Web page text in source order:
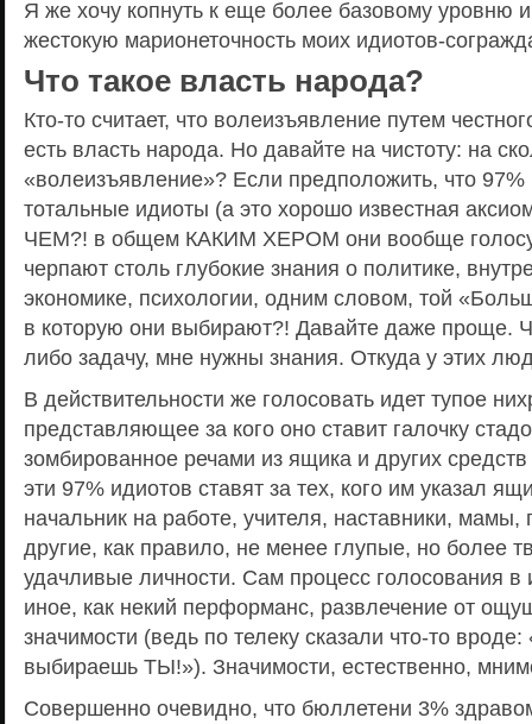
Я же хочу копнуть к еще более базовому уровню
жестокую марионеточность моих идиотов-
Что такое власть народа?
Кто-то считает, что волеизъявление путем
есть власть народа. Но давайте на чистоту: на
«волеизъявление»? Если предположить, что
тотальные идиоты (а это хорошо известная
ЧЕМ?! в общем КАКИМ ХЕРОМ они вообще
черпают столь глубокие знания о политике,
экономике, психологии, одним словом, той
в которую они выбирают?! Давайте даже проще.
либо задачу, мне нужны знания. Откуда у этих
В действительности же голосовать идет тупое
представляющее за кого оно ставит галочку
зомбированное речами из ящика и других
эти 97% идиотов ставят за тех, кого им указал
начальник на работе, учителя, наставники,
другие, как правило, не менее глупые, но более
удачливые личности. Сам процесс голосования
иное, как некий перформанс, развлечение от
значимости (ведь по телеку сказали что-то
выбираешь ТЫ!»). Значимости, естественно,
Совершенно очевидно, что бюллетени 3%